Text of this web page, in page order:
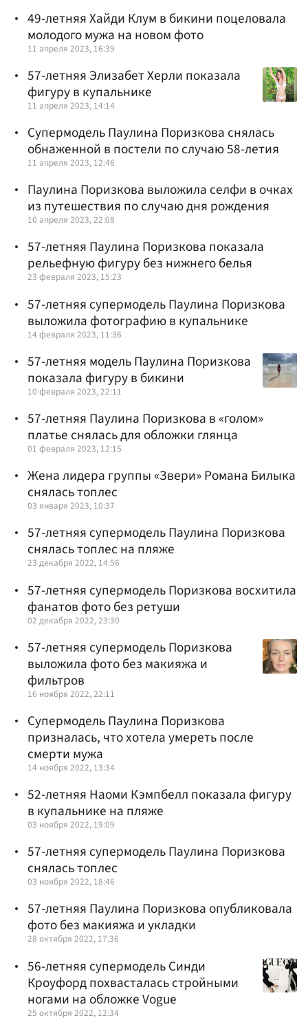
49-летняя Хайди Клум в бикини поцеловала
молодого мужа на новом фото
11 апреля 2023, 16:39
57-летняя Элизабет Херли показала
фигуру в купальнике
11 апреля 2023, 14:14
Супермодель Паулина Поризкова снялась
обнаженной в постели по случаю 58-летия
11 апреля 2023, 12:46
Паулина Поризкова выложила селфи в очках
из путешествия по случаю дня рождения
10 апреля 2023, 22:08
57-летняя Паулина Поризкова показала
рельефную фигуру без нижнего белья
23 февраля 2023, 15:23
57-летняя супермодель Паулина Поризкова
выложила фотографию в купальнике
14 февраля 2023, 11:36
57-летняя модель Паулина Поризкова
показала фигуру в бикини
10 февраля 2023, 22:11
57-летняя Паулина Поризкова в «голом»
платье снялась для обложки глянца
01 февраля 2023, 12:15
Жена лидера группы «Звери» Романа Билыка
снялась топлес
03 января 2023, 10:37
57-летняя супермодель Паулина Поризкова
снялась топлес на пляже
23 декабря 2022, 14:56
57-летняя супермодель Поризкова восхитила
фанатов фото без ретуши
02 декабря 2022, 23:30
57-летняя супермодель Поризкова
выложила фото без макияжа и
фильтров
16 ноября 2022, 22:11
Супермодель Паулина Поризкова
призналась, что хотела умереть после
смерти мужа
14 ноября 2022, 13:34
52-летняя Наоми Кэмпбелл показала фигуру
в купальнике на пляже
03 ноября 2022, 19:09
57-летняя супермодель Паулина Поризкова
снялась топлес
03 ноября 2022, 18:46
57-летняя Паулина Поризкова опубликовала
фото без макияжа и укладки
28 октября 2022, 17:36
56-летняя супермодель Синди
Кроуфорд похвасталась стройными
ногами на обложке Vogue
25 октября 2022, 12:34